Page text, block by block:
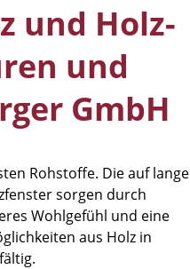
und Holz-
und
GmbH
Rohstoffe. Die auf lange
sorgen durch
Wohlgefühl und eine
aus Holz in